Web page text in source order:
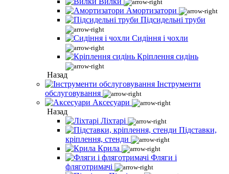
Амортизатори
Підсидельні труби
Сидіння і чохли
Кріплення сидінь
Назад
Інструменти
обслуговування
Аксесуари
Назад
Ліхтарі
Підставки,
кріплення, стенди
Крила
Фляги і
фляготримачі